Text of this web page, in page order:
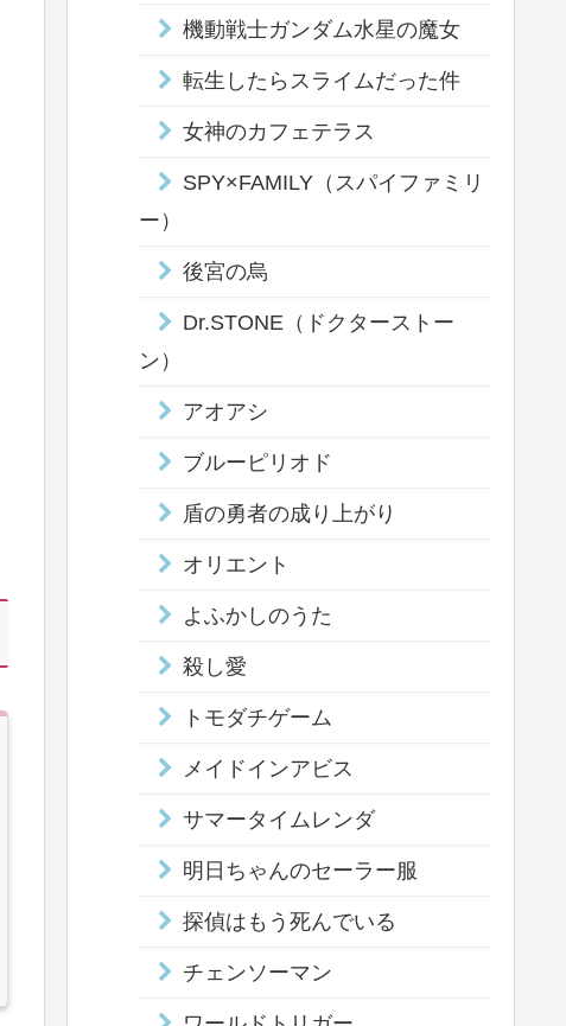
機動戦士ガンダム水星の魔女
転生したらスライムだった件
女神のカフェテラス
SPY×FAMILY（スパイファミリ
ー）
後宮の烏
Dr.STONE（ドクターストー
ン）
アオアシ
ブルーピリオド
盾の勇者の成り上がり
オリエント
よふかしのうた
殺し愛
トモダチゲーム
メイドインアビス
サマータイムレンダ
明日ちゃんのセーラー服
探偵はもう死んでいる
チェンソーマン